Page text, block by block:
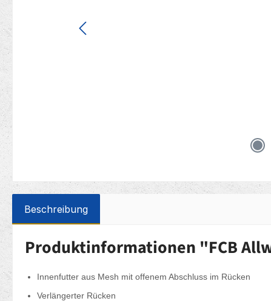
Beschreibung
Produktinformationen "FCB
Innenfutter aus Mesh mit offenem Abschluss im Rücken
Verlängerter Rücken